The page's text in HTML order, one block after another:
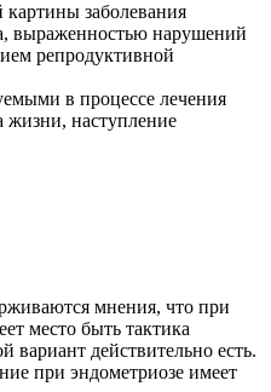
заболевания
выраженностью нарушений
репродуктивной
в процессе лечения
жизни, наступление
мнения, что при
место быть тактика
действительно есть.
при эндометриозе имеет